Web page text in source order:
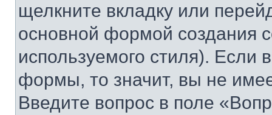
щелкните вкладку или
основной формой создания
используемого стиля). Если
формы, то значит, вы не
Введите вопрос в поле